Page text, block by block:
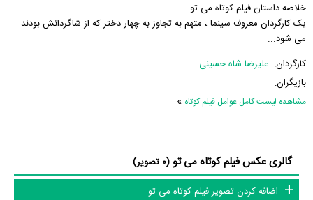
خلاصه داستان فیلم کوتاه می تو
یک کارگردان معروف سینما ، متهم به تجاوز به چهار دختر که از شاگردانش بودند
می شود...
کارگردان: علیرضا شاه حسینی
بازیگران:
مشاهده لیست کامل عوامل فیلم کوتاه »
گالری عکس فیلم کوتاه می تو(0 تصویر)
اضافه کردن تصویر فیلم کوتاه می تو